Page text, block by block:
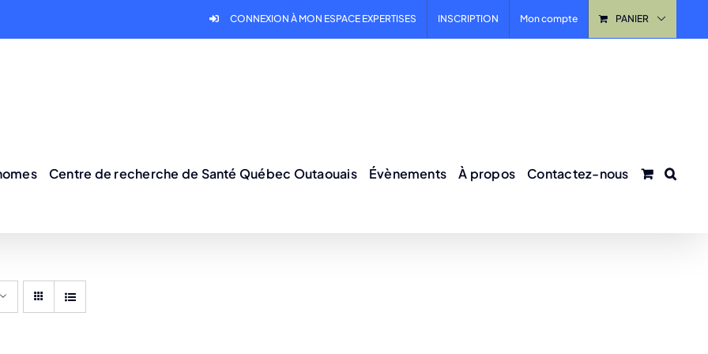
CONNEXION À MON ESPACE EXPERTISES INSCRIPTION Mon compte PANIER
Centre de recherche de Santé Québec Outaouais Évènements À propos Contactez-nous